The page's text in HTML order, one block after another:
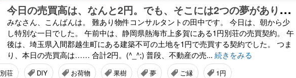
今
日の売買高は、なんと2円。でも、そこには2つの夢がありました
みなさん、こんばんは。 難あり物件コンサルタントの田中です。 今日は、朝から少
し特別な一日でした。 午前中は、静岡県熱海市上多賀にある1円別荘の売買契約。 午
後は、埼玉県入間郡越生町にある建築不可の土地を1円で売買する契約でした。 つま
り、本日の売買高は…… 合計2円。(^_^;) 普段、不動産の売... 続きをみる
別荘 DIY お荷物 果樹 夢 ご縁 1円